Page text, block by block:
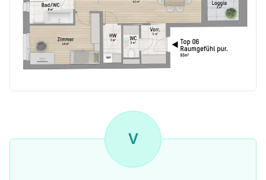
- Hochwertige Markenausstattung (Echtholzparkett, Feinsteinzeug-Fliesen, Holz-Alu-Fenster mit 3-fach Isolierverglasung, uvm.)
- Effizientes Heiz- und Kühlsystem mit Wärmepumpe
- Einzeln regulierbare Fußbodenheizung in allen Zimmern inkl. Badezimmer
- Regulierbare Deckenkühlung in allen Zimmern
- Photovoltaik-Anlage am Dach zur teilweisen Energiegewinnung für Allgemeinbereiche
- Provisionsfrei - direkt vom Bauträger
Beste Lage. Beste Aussichten.
- In der Nähe des S-Bahnhofs Liesing
- In netter Siedlungslage mit top Infrastruktur
- Unweit ins Grüne (Kalksburger Grat, Weinberge Mauer und Perchtoldsdorfer Heide)
V